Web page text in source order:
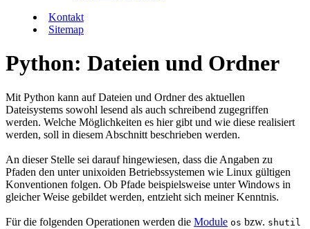
Kontakt
Sitemap
Python: Dateien und Ordner
Mit Python kann auf Dateien und Ordner des aktuellen
Dateisystems sowohl lesend als auch schreibend zugegriffen
werden. Welche Möglichkeiten es hier gibt und wie diese realisiert
werden, soll in diesem Abschnitt beschrieben werden.
An dieser Stelle sei darauf hingewiesen, dass die Angaben zu
Pfaden den unter unixoiden Betriebssystemen wie Linux gültigen
Konventionen folgen. Ob Pfade beispielsweise unter Windows in
gleicher Weise gebildet werden, entzieht sich meiner Kenntnis.
Für die folgenden Operationen werden die Module os bzw. shutil